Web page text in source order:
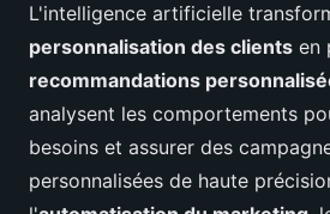
L'intelligence artificielle
personnalisation des clients en
recommandations
analysent les comportements
besoins et assurer des
personnalisées de haute